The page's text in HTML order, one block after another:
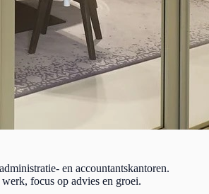
en accountantskantoren.
focus op advies en groei.